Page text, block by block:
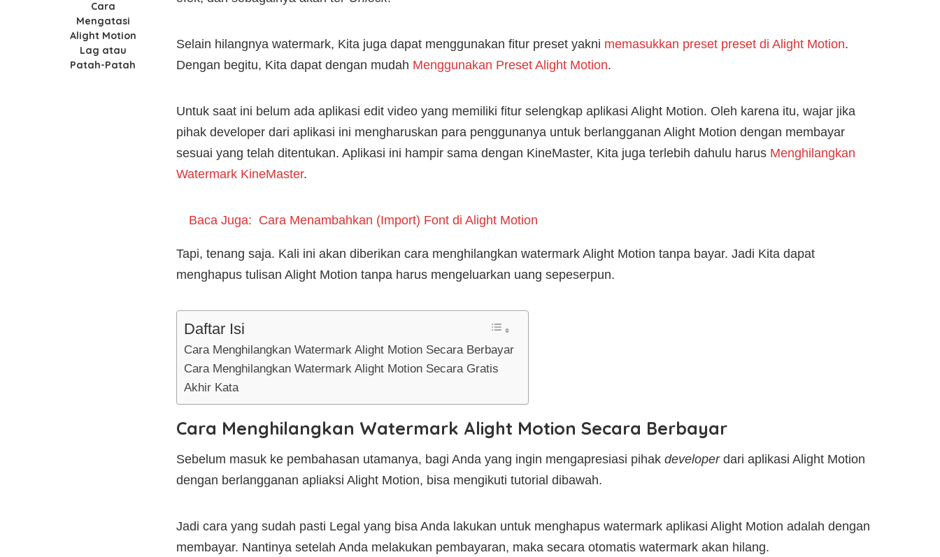
Cara
Mengatasi
Alight Motion
Lag atau
Patah-Patah
Selain hilangnya watermark, Kita juga dapat menggunakan fitur preset yakni memasukkan preset preset di Alight Motion.
Dengan begitu, Kita dapat dengan mudah Menggunakan Preset Alight Motion.
Untuk saat ini belum ada aplikasi edit video yang memiliki fitur selengkap aplikasi Alight Motion. Oleh karena itu, wajar jika
pihak developer dari aplikasi ini mengharuskan para penggunanya untuk berlangganan Alight Motion dengan membayar
sesuai yang telah ditentukan. Aplikasi ini hampir sama dengan KineMaster, Kita juga terlebih dahulu harus Menghilangkan
Watermark KineMaster.
Baca Juga: Cara Menambahkan (Import) Font di Alight Motion
Tapi, tenang saja. Kali ini akan diberikan cara menghilangkan watermark Alight Motion tanpa bayar. Jadi Kita dapat
menghapus tulisan Alight Motion tanpa harus mengeluarkan uang sepeserpun.
Daftar Isi
Cara Menghilangkan Watermark Alight Motion Secara Berbayar
Cara Menghilangkan Watermark Alight Motion Secara Gratis
Akhir Kata
Cara Menghilangkan Watermark Alight Motion Secara Berbayar
Sebelum masuk ke pembahasan utamanya, bagi Anda yang ingin mengapresiasi pihak developerdari aplikasi Alight Motion
dengan berlangganan apliaksi Alight Motion, bisa mengikuti tutorial dibawah.
Jadi cara yang sudah pasti Legal yang bisa Anda lakukan untuk menghapus watermark aplikasi Alight Motion adalah dengan
membayar. Nantinya setelah Anda melakukan pembayaran, maka secara otomatis watermark akan hilang.